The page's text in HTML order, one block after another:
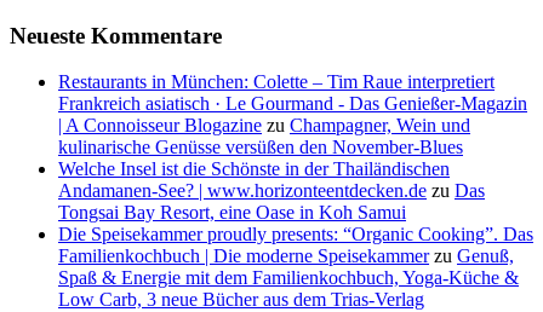
Neueste Kommentare
Restaurants in München: Colette – Tim Raue interpretiert
Frankreich asiatisch · Le Gourmand - Das Genießer-Magazin
| A Connoisseur Blogazine zu Champagner, Wein und
kulinarische Genüsse versüßen den November-Blues
Welche Insel ist die Schönste in der Thailändischen
Andamanen-See? | www.horizonteentdecken.de zu Das
Tongsai Bay Resort, eine Oase in Koh Samui
Die Speisekammer proudly presents: “Organic Cooking”. Das
Familienkochbuch | Die moderne Speisekammerzu Genuß,
Spaß & Energie mit dem Familienkochbuch, Yoga-Küche &
Low Carb, 3 neue Bücher aus dem Trias-Verlag